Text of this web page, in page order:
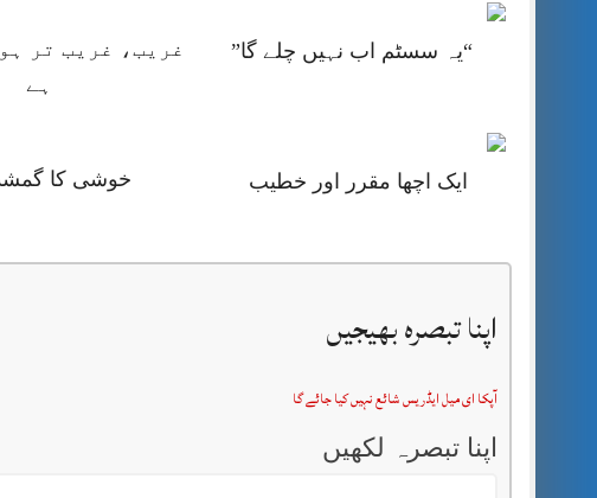
“یہ سسٹم اب نہیں چلے گا”
غریب، غریب تر
ہے
ایک اچھا مقرر اور خطیب خوشی کا
اپنا تبصرہ بھیجیں
آپکا ای میل ایڈریس شائع نہیں کیا جائے گا
اپنا تبصرہ لکھیں